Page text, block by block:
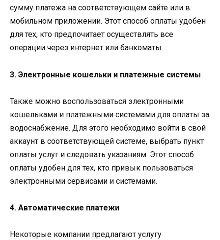
сумму платежа на соответствующем сайте или в
мобильном приложении. Этот способ оплаты удобен
для тех, кто предпочитает осуществлять все
операции через интернет или банкоматы.
3. Электронные кошельки и платежные системы
Также можно воспользоваться электронными
кошельками и платежными системами для оплаты за
водоснабжение. Для этого необходимо войти в свой
аккаунт в соответствующей системе, выбрать пункт
оплаты услуг и следовать указаниям. Этот способ
оплаты удобен для тех, кто привык пользоваться
электронными сервисами и системами.
4. Автоматические платежи
Некоторые компании предлагают услугу